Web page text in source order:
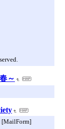
～
[MailForm]